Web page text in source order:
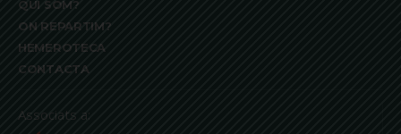
QUI SOM?
ON REPARTIM?
HEMEROTECA
CONTACTA
Associats a: